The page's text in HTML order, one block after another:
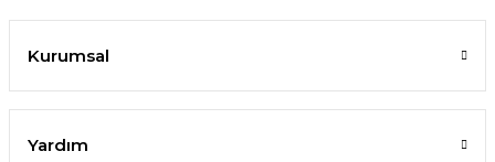
Kurumsal
Yardım